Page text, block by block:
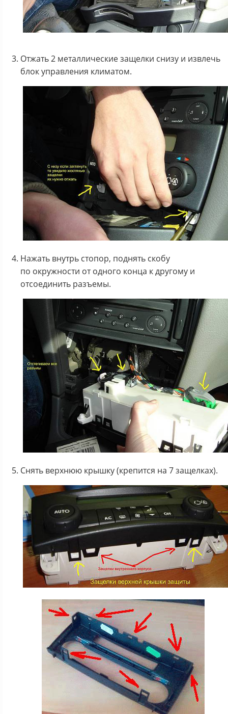
Отжать 2 металлические защелки снизу и извлечь
блок управления климатом.
Нажать внутрь стопор, поднять скобу
по окружности от одного конца к другому и
отсоединить разъемы.
Снять верхнюю крышку (крепится на 7 защелках).